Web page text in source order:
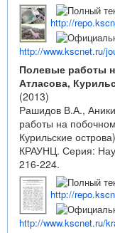
http://
http://www.kscnet.ru/
Полевые работы
Атласова,
(2013)
Рашидов В.А.,
работы на
Курильские
КРАУНЦ. Серия:
216-224.
http://
http://www.kscnet.ru/